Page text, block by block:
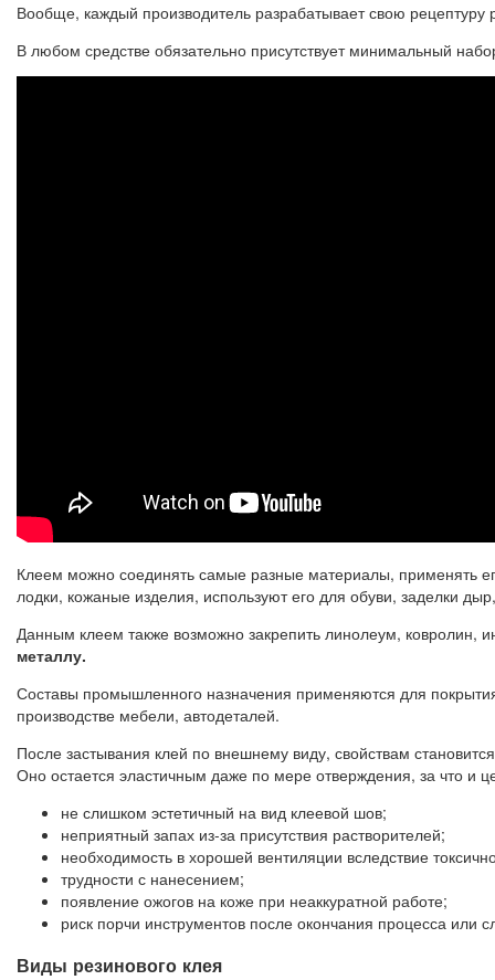
Вообще, каждый производитель разрабатывает свою
В любом средстве обязательно присутствует минимальный
Клеем можно соединять самые разные материалы, применять
лодки, кожаные изделия, используют его для обуви, заделки
Данным клеем также возможно закрепить линолеум, ковролин,
металлу.
Составы промышленного назначения применяются для
производстве мебели, автодеталей.
После застывания клей по внешнему виду, свойствам
Оно остается эластичным даже по мере отверждения, за что и
не слишком эстетичный на вид клеевой шов;
неприятный запах из-за присутствия растворителей;
необходимость в хорошей вентиляции вследствие
трудности с нанесением;
появление ожогов на коже при неаккуратной работе;
риск порчи инструментов после окончания процесса или
Виды резинового клея